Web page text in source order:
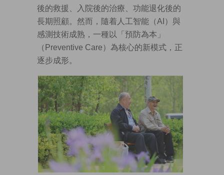
後的救援、入院後的治療、功能退化後的
長期照顧。然而，隨着人工智能（AI）與
感測技術成熟，一種以「預防為本」
（Preventive Care）為核心的新模式，正
逐步成形。